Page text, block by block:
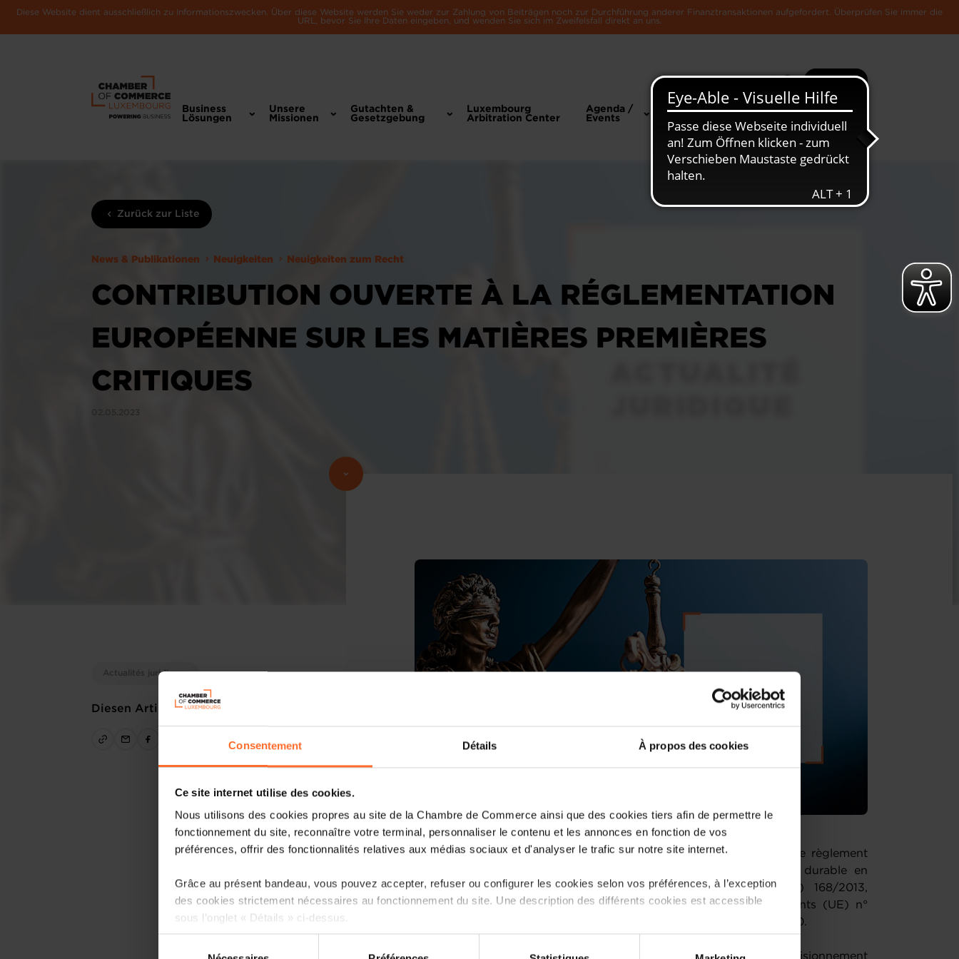
Consentement Détails À propos des cookies
Ce site internet utilise des cookies.
Nous utilisons des cookies propres au site de la Chambre de Commerce ainsi que des cookies tiers afin de permettre le
fonctionnement du site, reconnaître votre terminal, personnaliser le contenu et les annonces en fonction de vos
préférences, offrir des fonctionnalités relatives aux médias sociaux et d'analyser le trafic sur notre site internet.
Grâce au présent bandeau, vous pouvez accepter, refuser ou configurer les cookies selon vos préférences, à l’exception
des cookies strictement nécessaires au fonctionnement du site. Une description des différents cookies est accessible
sous l’onglet « Détails » ci-dessus.
Il est précisé que la navigation sur le site et certaines fonctionnalités (ex : lecture de vidéos, partage sur les réseaux
Diese Website dient ausschließlich zu Informationszwecken. Über diese Website werden Sie weder zur Zahlung von Beiträgen noch zur Durchführung anderer Finanztransaktionen aufgefordert. Überprüfen Sie immer die
URL, bevor Sie Ihre Daten eingeben, und wenden Sie sich im Zweifelsfall direkt an uns.
Suche Mehr
Business
Lösungen
Unsere
Missionen
Gutachten &
Gesetzgebung
Luxembourg
Arbitration Center
Agenda /
Events
News &
Die Luxemburger
Zurück zur Liste
News & Publikationen Neuigkeiten Neuigkeiten zum Recht
CONTRIBUTION OUVERTE À LA RÉGLEMENTATION
EUROPÉENNE SUR LES MATIÈRES PREMIÈRES
CRITIQUES
Actualités juridiques
Diesen Artikel teilen
La Commission européenne a récemment publié sa proposition de règlement
établissant un cadre pour garantir un approvisionnement sûr et durable en
matières premières critiques et modifiant les règlements (UE) 168/2013,
2018/858, 2018/1724 et (UE) 2018/1724 et modifiant les règlements (UE) n°
168/2013, (UE) n° 2018/858, (UE) n° 2018/1724 et (UE) n° 2019/1020.
Le principal objectif de cette initiative est de garantir un approvisionnement